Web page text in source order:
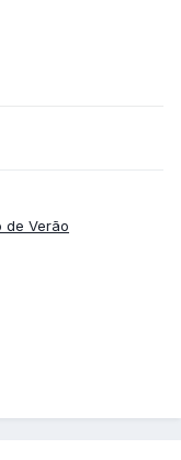
de Verão